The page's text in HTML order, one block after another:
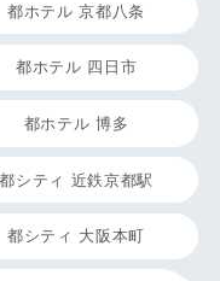
都ホテル 京都八条
都ホテル 四日市
都ホテル 博多
都シティ 近鉄京都駅
都シティ 大阪本町